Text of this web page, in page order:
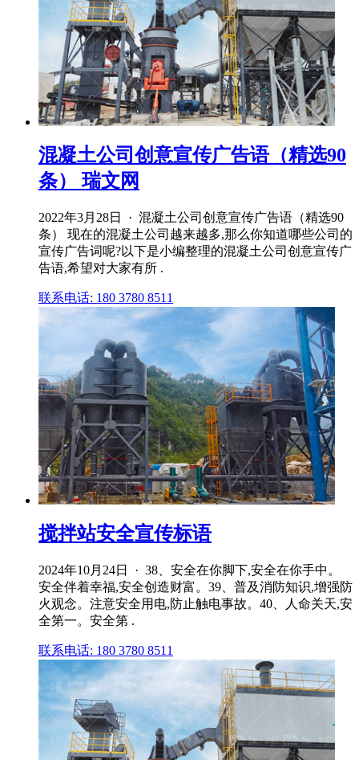
混凝土公司创意宣传广告语（精选90
条） 瑞文网
2022年3月28日 · 混凝土公司创意宣传广告语（精选90
条） 现在的混凝土公司越来越多,那么你知道哪些公司的
宣传广告词呢?以下是小编整理的混凝土公司创意宣传广
告语,希望对大家有所 .
联系电话: 180 3780 8511
搅拌站安全宣传标语
2024年10月24日 · 38、安全在你脚下,安全在你手中。
安全伴着幸福,安全创造财富。39、普及消防知识,增强防
火观念。注意安全用电,防止触电事故。40、人命关天,安
全第一。安全第 .
联系电话: 180 3780 8511